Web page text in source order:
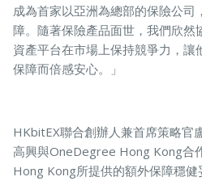
成為首家以亞洲為總部的保險公司
障。隨著保險產品面世，我們欣
資產平台在市場上保持競爭力，讓
保障而倍感安心。」
HKbitEX聯合創辦人兼首席策略官
高興與OneDegree Hong Kong合
Hong Kong所提供的額外保障穩